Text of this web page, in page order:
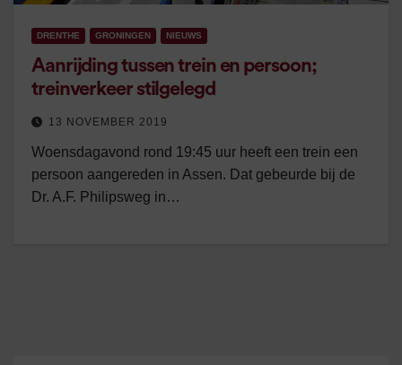
DRENTHE GRONINGEN NIEUWS
Aanrijding tussen trein en persoon;
treinverkeer stilgelegd
13 NOVEMBER 2019
Woensdagavond rond 19:45 uur heeft een trein een
persoon aangereden in Assen. Dat gebeurde bij de
Dr. A.F. Philipsweg in…